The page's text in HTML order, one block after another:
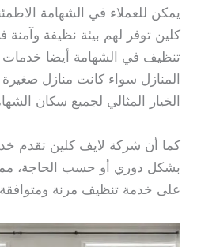
يمكن للعملاء في الشهامة
كلين توفر لهم بيئة نظيفة
تنظيف في الشهامة أيضا خدمات
المنازل سواء كانت منازل صغيرة
الخيار المثالي لجميع سكان
كما أن شركة لايف كلين تقدم
بشكل دوري أو حسب الحاجة، مما
على خدمة تنظيف مرنة